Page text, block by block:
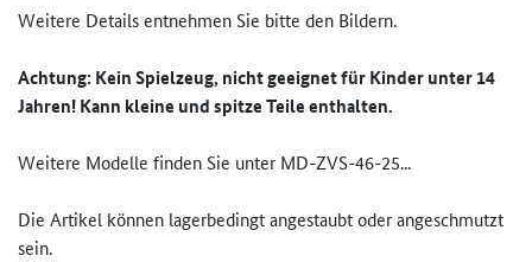
Weitere Details entnehmen Sie bitte den Bildern.
Achtung: Kein Spielzeug,nicht geeignet für Kinder unter 14
Jahren! Kann kleine und spitze Teile enthalten.
Weitere Modelle finden Sie unter MD-ZVS-46-25...
Die Artikel können lagerbedingt angestaubt oder angeschmutzt
sein.